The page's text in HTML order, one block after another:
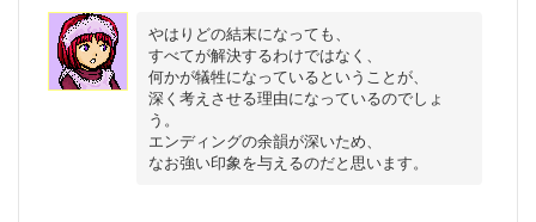
やはりどの結末になっても、
すべてが解決するわけではなく、
何かが犠牲になっているということが、
深く考えさせる理由になっているのでしょ
う。
エンディングの余韻が深いため、